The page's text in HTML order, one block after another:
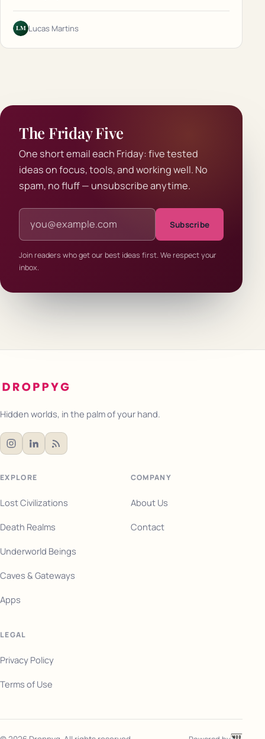
LM Lucas Martins
The Friday Five
One short email each Friday: five tested
ideas on focus, tools, and working well. No
spam, no fluff — unsubscribe anytime.
Email address
Subscribe
Join readers who get our best ideas first. We respect your
inbox.
Hidden worlds, in the palm of your hand.
EXPLORE
Lost Civilizations
Death Realms
Underworld Beings
Caves & Gateways
Apps
COMPANY
About Us
Contact
LEGAL
Privacy Policy
Terms of Use